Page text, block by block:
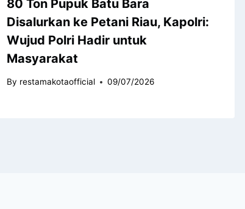
80 Ton Pupuk Batu Bara
Disalurkan ke Petani Riau, Kapolri:
Wujud Polri Hadir untuk
Masyarakat
By restamakotaofficial 09/07/2026